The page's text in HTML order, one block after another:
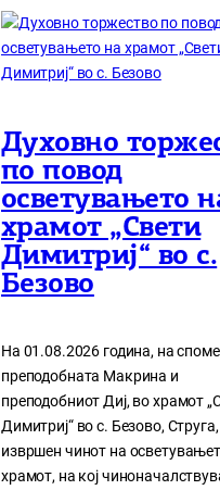
Духовно
по повод
осветувањето
храмот „Свети
Димитриј“ во с.
Безово
На 01.08.2026 година, на
преподобната Макрина и
преподобниот Диј, во храмот
Димитриј“ во с. Безово,
извршен чинот на
храмот, на кој